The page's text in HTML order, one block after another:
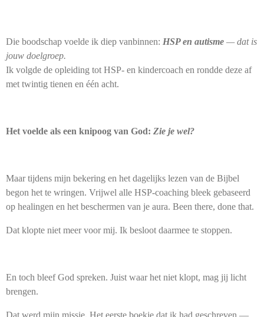
Die boodschap voelde ik diep vanbinnen: HSP en autisme — dat is
jouw doelgroep.
Ik volgde de opleiding tot HSP- en kindercoach en rondde deze af
met twintig tienen en één acht.
Het voelde als een knipoog van God: Zie je wel?
Maar tijdens mijn bekering en het dagelijks lezen van de Bijbel
begon het te wringen. Vrijwel alle HSP-coaching bleek gebaseerd
op healingen en het beschermen van je aura. Been there, done that.
Dat klopte niet meer voor mij. Ik besloot daarmee te stoppen.
En toch bleef God spreken. Juist waar het niet klopt, mag jij licht
brengen.
Dat werd mijn missie. Het eerste boekje dat ik had geschreven —